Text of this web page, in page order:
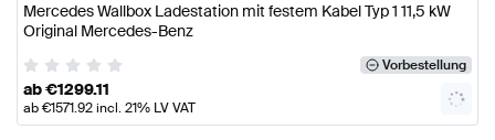
Mercedes Wallbox Ladestation mit festem Kabel Typ 1 11,5 kW
Original Mercedes-Benz
Vorbestellung
ab€1299.11
ab€1571.92incl. 21% LV VAT